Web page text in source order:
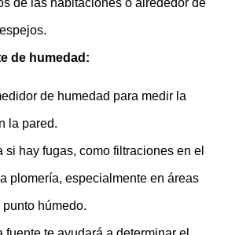
de las habitaciones o alrededor de
de humedad:
de humedad para medir la
la pared.
si hay fugas, como filtraciones en el
plomería, especialmente en áreas
húmedo.